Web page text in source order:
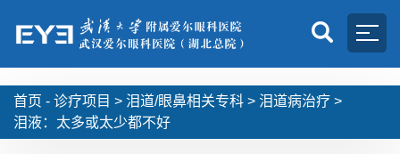
首页 - 诊疗项目 > 泪道/眼鼻相关专科 > 泪道病治疗 >
泪液：太多或太少都不好